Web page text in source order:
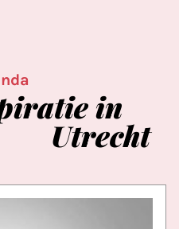
in
Utrecht